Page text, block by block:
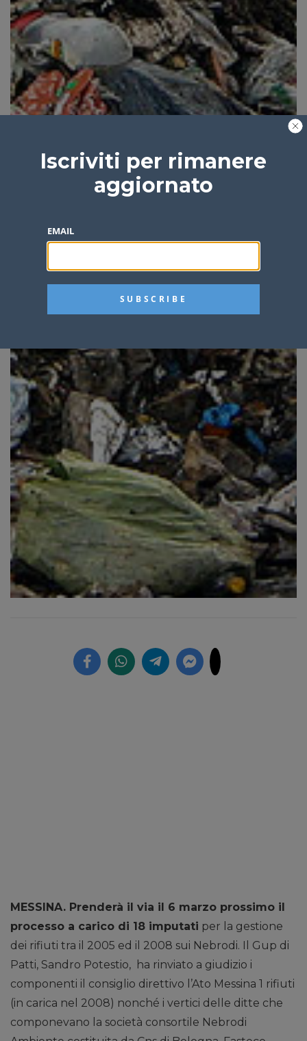
MESSINA. Prenderà il via il 6 marzo prossimo il
processo a carico di 18 imputati per la gestione
dei rifiuti tra il 2005 ed il 2008 sui Nebrodi. Il Gup di
Patti, Sandro Potestio, ha rinviato a giudizio i
componenti il consiglio direttivo l’Ato Messina 1 rifiuti
(in carica nel 2008) nonché i vertici delle ditte che
componevano la società consortile Nebrodi
Iscriviti per rimanere
aggiornato
EMAIL